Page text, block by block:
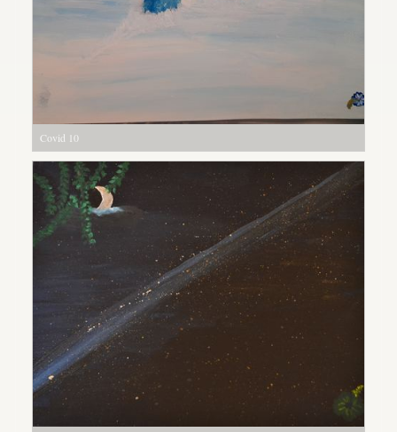
Covid 10